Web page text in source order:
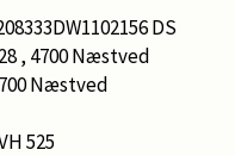
DS
, 4700 Næstved
Næstved
525